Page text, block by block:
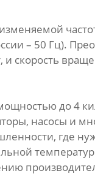
– 50 Гц).
и скорость
до 4
насосы и
где